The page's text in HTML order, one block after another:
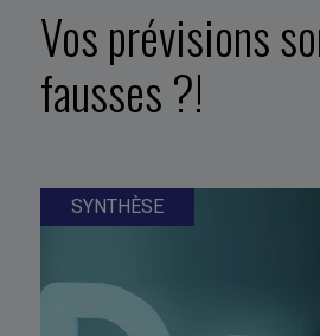
Vos prévisions
fausses ?!
SYNTHÈSE